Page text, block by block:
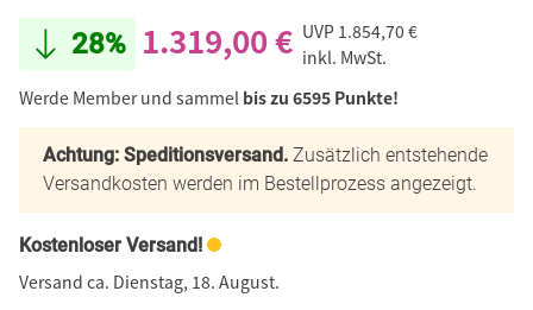
28% 1.319,00 € UVP 1.854,70 €
inkl. MwSt.
Werde Member und sammel bis zu 6595 Punkte!
Achtung: Speditionsversand. Zusätzlich entstehende
Versandkosten werden im Bestellprozess angezeigt.
Kostenloser Versand!
Versand ca. Dienstag, 18. August.